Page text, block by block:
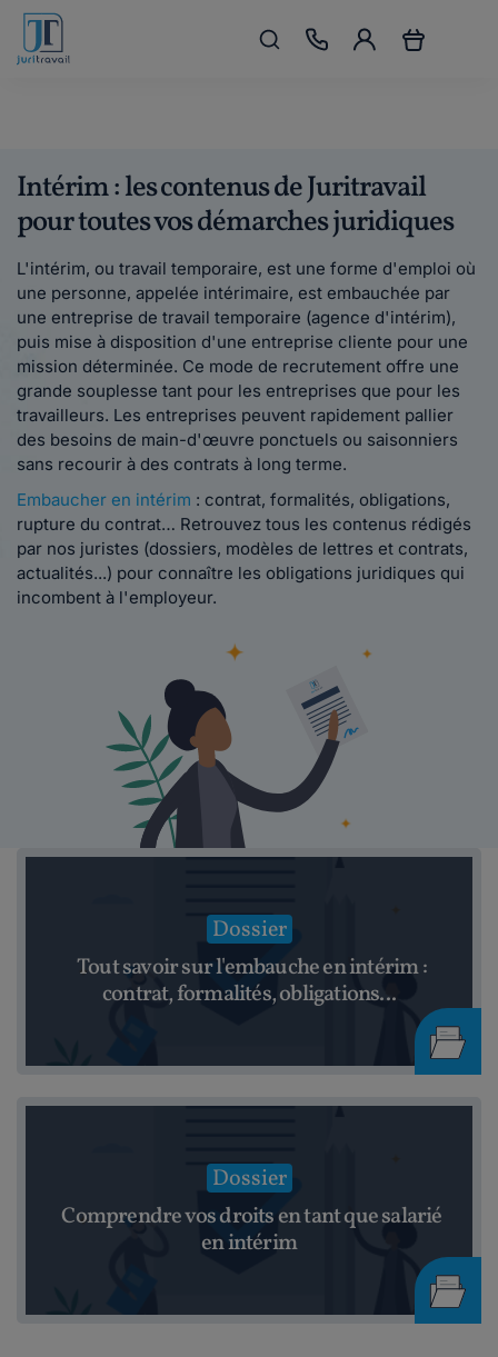
Intérim : les contenus de Juritravail
pour toutes vos démarches juridiques
L'intérim, ou travail temporaire, est une forme d'emploi où
une personne, appelée intérimaire, est embauchée par
une entreprise de travail temporaire (agence d'intérim),
puis mise à disposition d'une entreprise cliente pour une
mission déterminée. Ce mode de recrutement offre une
grande souplesse tant pour les entreprises que pour les
travailleurs. Les entreprises peuvent rapidement pallier
des besoins de main-d'œuvre ponctuels ou saisonniers
sans recourir à des contrats à long terme.
Embaucher en intérim : contrat, formalités, obligations,
rupture du contrat… Retrouvez tous les contenus rédigés
par nos juristes (dossiers, modèles de lettres et contrats,
actualités...) pour connaître les obligations juridiques qui
incombent à l'employeur.
Dossier
Tout savoir sur l'embauche en intérim :
contrat, formalités, obligations...
Dossier
Comprendre vos droits en tant que salarié
en intérim